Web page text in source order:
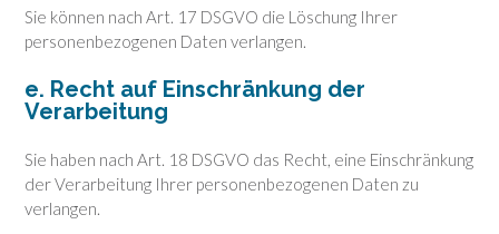
Sie können nach Art. 17 DSGVO die Löschung Ihrer
personenbezogenen Daten verlangen.
e. Recht auf Einschränkung der
Verarbeitung
Sie haben nach Art. 18 DSGVO das Recht, eine Einschränkung
der Verarbeitung Ihrer personenbezogenen Daten zu
verlangen.